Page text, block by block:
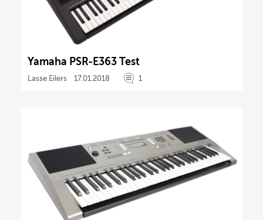
Yamaha PSR-E363 Test
Lasse Eilers 17.01.2018 1